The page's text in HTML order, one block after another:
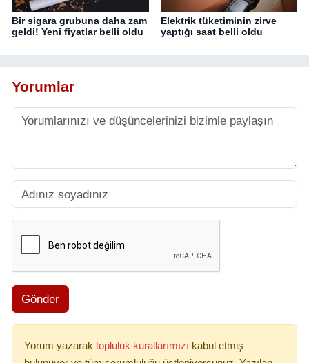
Bir sigara grubuna daha zam
geldi! Yeni fiyatlar belli oldu
Elektrik tüketiminin zirve
yaptığı saat belli oldu
Yorumlar
Gönder
Yorum yazarak topluluk kurallarımızı kabul etmiş